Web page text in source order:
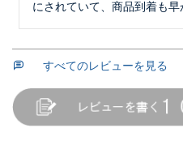
にされていて、商品到着も早
すべてのレビューを見る